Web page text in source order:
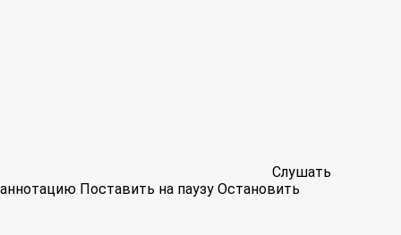
Слушать
аннотацию Поставить на паузу Остановить